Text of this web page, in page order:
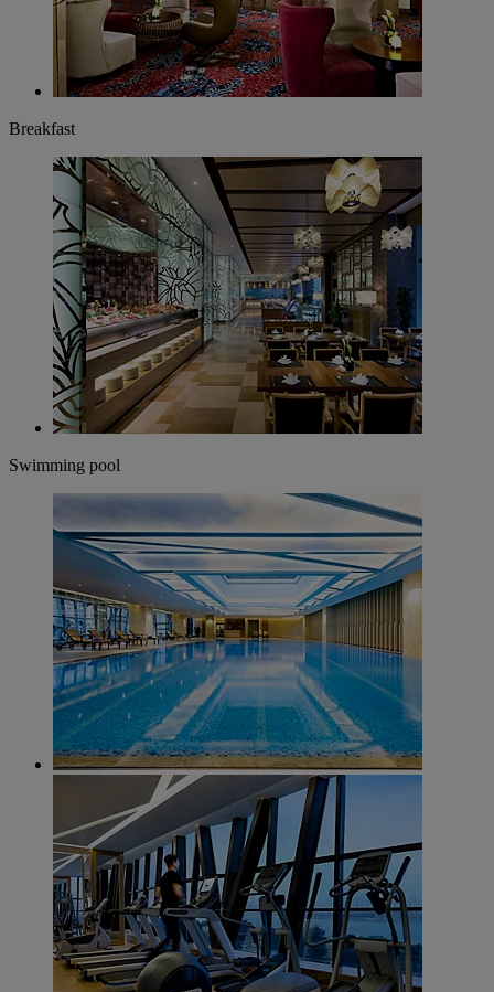
Breakfast
Swimming pool